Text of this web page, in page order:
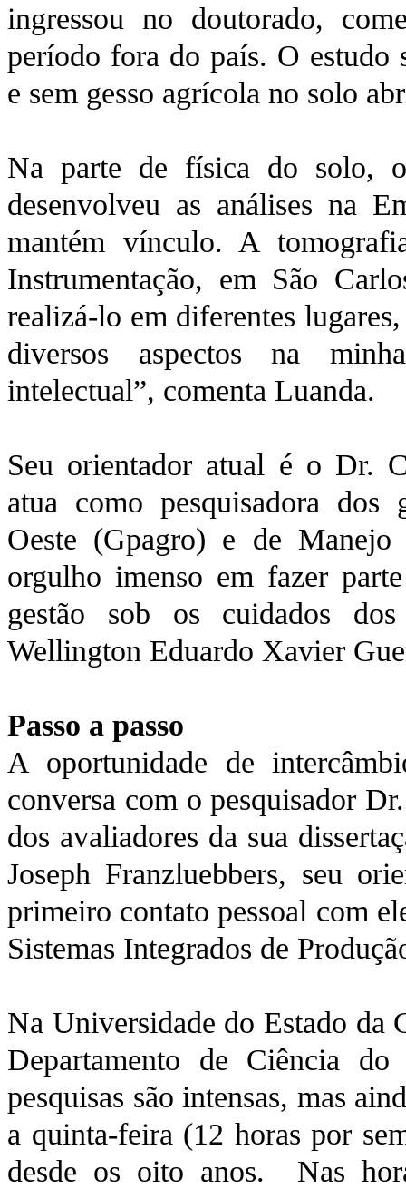
ingressou no doutorado,
período fora do país. O estudo
e sem gesso agrícola no solo
Na parte de física do solo,
desenvolveu as análises na
mantém vínculo. A
Instrumentação, em São
realizá-lo em diferentes
diversos aspectos na
intelectual”, comenta Luanda.
Seu orientador atual é o Dr.
atua como pesquisadora dos
Oeste (Gpagro) e de Manejo
orgulho imenso em fazer
gestão sob os cuidados
Wellington Eduardo Xavier
Passo a passo
A oportunidade de
conversa com o pesquisador
dos avaliadores da sua
Joseph Franzluebbers, seu
primeiro contato pessoal com
Sistemas Integrados de
Na Universidade do Estado da
Departamento de Ciência
pesquisas são intensas, mas
a quinta-feira (12 horas por
desde os oito anos. Nas